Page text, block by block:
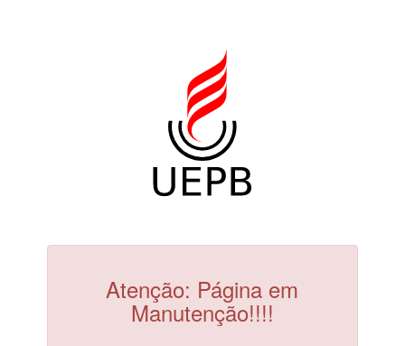
Atenção: Página em
Manutenção!!!!